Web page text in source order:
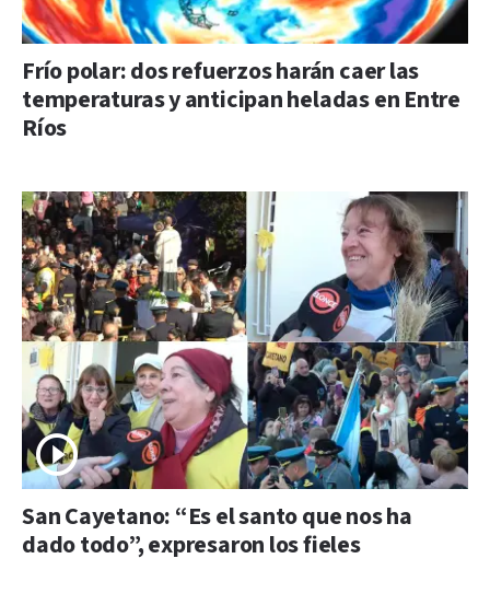
Frío polar: dos refuerzos harán caer las
temperaturas y anticipan heladas en Entre
Ríos
San Cayetano: “Es el santo que nos ha
dado todo”, expresaron los fieles